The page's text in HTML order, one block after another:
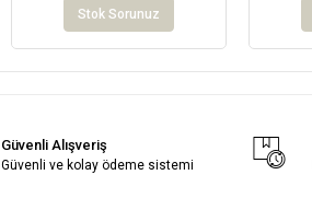
Stok Sorunuz
Güvenli Alışveriş
Güvenli ve kolay ödeme sistemi